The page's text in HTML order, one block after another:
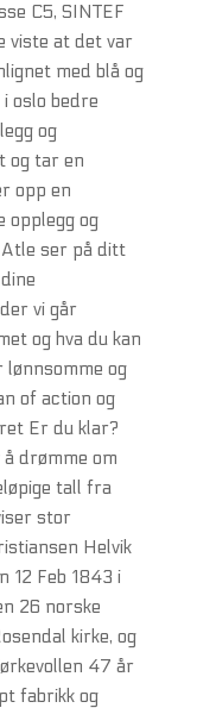
C5, SINTEF
viste at det var
med blå og
oslo bedre
og
og tar en
opp en
og
ser på ditt
vi går
og hva du kan
og
of action og
Er du klar?
drømme om
tall fra
stor
Helvik
12 Feb 1843 i
26 norske
kirke, og
47 år
fabrikk og